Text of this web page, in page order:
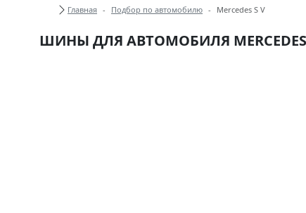
Хлебные крошки
Главная Подбор по автомобилю Mercedes S V
ШИНЫ ДЛЯ АВТОМОБИЛЯ MERCEDES